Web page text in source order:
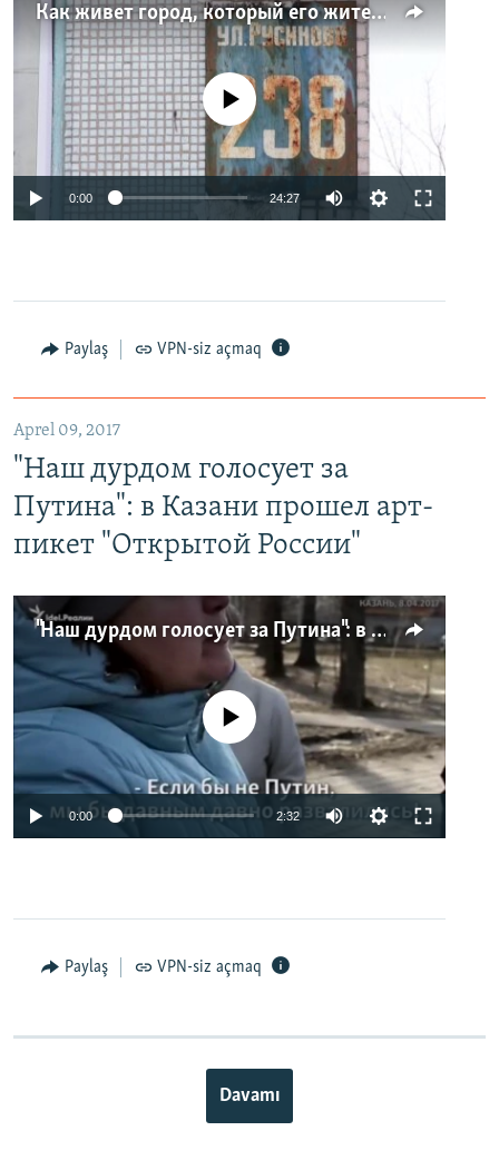
Как живет город, который его жители никогда не видели. Неизвестная Россия
No media source currently available
0:00 24:27
Paylaş VPN-siz açmaq
Aprel 09, 2017
"Наш дурдом голосует за
Путина": в Казани прошел арт-
пикет "Открытой России"
"Наш дурдом голосует за Путина": в Казани прошел арт-пикет "Открытой России"
No media source currently available
0:00 2:32
Paylaş VPN-siz açmaq
Davamı